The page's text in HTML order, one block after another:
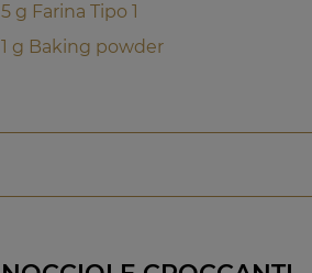
5 g Farina Tipo 1
1 g Baking powder